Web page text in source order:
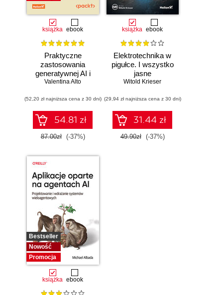
książka ebook
Praktyczne
zastosowania
generatywnej AI i
ChatGPT.
potencjał inżynierii
promptów z
technologiami
OpenAI dla
zwiększenia
kreatywności.
Wydanie II
Valentina Alto
(52,20 zł najniższa cena z 30 dni)
54.81 zł
87.00zł (-37%)
książka ebook
Elektrotechnika w
pigułce. I wszystko
jasne
Witold Krieser
(29,94 zł najniższa cena z 30 dni)
31.44 zł
49.90zł (-37%)
Bestseller
Nowość
Promocja
książka ebook